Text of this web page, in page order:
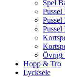
Spel
Pussel
Pussel
Pussel
Övrigt
Hopp & Tro
Lycksele